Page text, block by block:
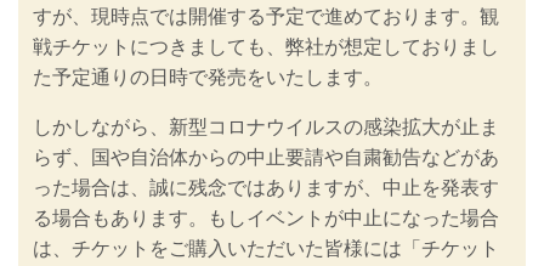
すが、現時点では開催する予定で進めております。観
戦チケットにつきましても、弊社が想定しておりまし
た予定通りの日時で発売をいたします。
しかしながら、新型コロナウイルスの感染拡大が止ま
らず、国や自治体からの中止要請や自粛勧告などがあ
った場合は、誠に残念ではありますが、中止を発表す
る場合もあります。もしイベントが中止になった場合
は、チケットをご購入いただいた皆様には「チケット